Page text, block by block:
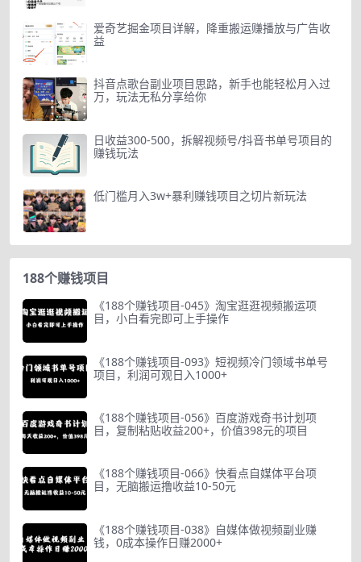
爱奇艺掘金项目详解，降重搬运赚播放与广告收
益
抖音点歌台副业项目思路，新手也能轻松月入过
万，玩法无私分享给你
日收益300-500，拆解视频号/抖音书单号项目的
赚钱玩法
低门槛月入3w+暴利赚钱项目之切片新玩法
188个赚钱项目
《188个赚钱项目-045》淘宝逛逛视频搬运项
目，小白看完即可上手操作
《188个赚钱项目-093》短视频冷门领域书单号
项目，利润可观日入1000+
《188个赚钱项目-056》百度游戏奇书计划项
目，复制粘贴收益200+，价值398元的项目
《188个赚钱项目-066》快看点自媒体平台项
目，无脑搬运撸收益10-50元
《188个赚钱项目-038》自媒体做视频副业赚
钱，0成本操作日赚2000+